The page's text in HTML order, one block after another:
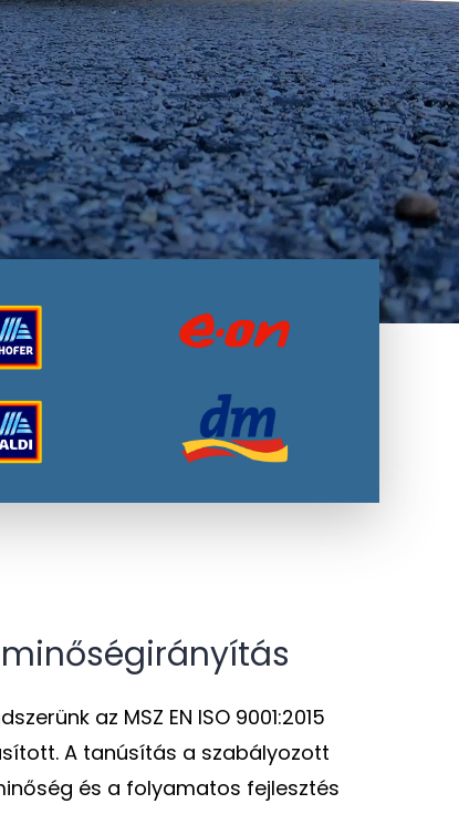
az MSZ EN ISO 9001:2015
A tanúsítás a szabályozott
és a folyamatos fejlesztés